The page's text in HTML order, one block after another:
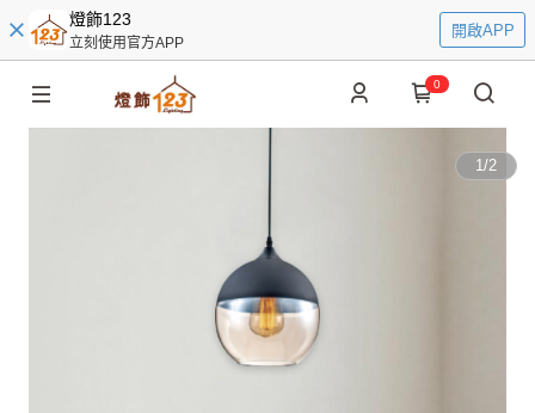
燈飾123
立刻使用官方APP
開啟APP
0
1/2